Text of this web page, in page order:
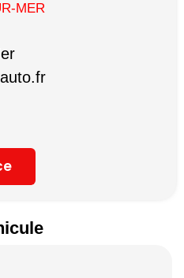
MER